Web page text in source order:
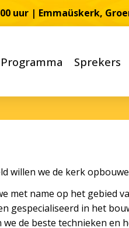
uur | Emmaüskerk,
Programma Sprekers
willen we de kerk
met name op het gebied
gespecialiseerd in het
de beste technieken en